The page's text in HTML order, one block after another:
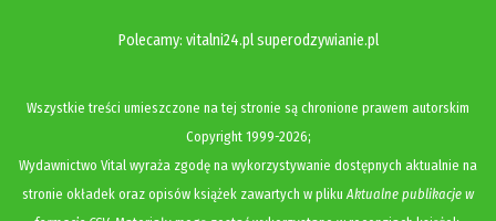
Polecamy: vitalni24.pl superodzywianie.pl
Wszystkie treści umieszczone na tej stronie są chronione prawem autorskim
Copyright1999-2026;
Wydawnictwo Vital wyraża zgodę na wykorzystywanie dostępnych aktualnie na
stronie okładek oraz opisów książek zawartych w plikuAktualne publikacje w